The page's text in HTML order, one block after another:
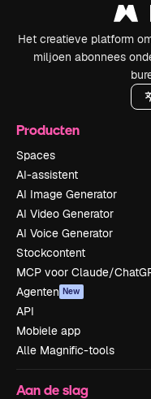
Het creatieve platform
miljoen abonnees
Producten
Spaces
AI-assistent
AI Image Generator
AI Video Generator
AI Voice Generator
Stockcontent
MCP voor Claude/
Agenten New
API
Mobiele app
Alle Magnific-tools
Aan de slag